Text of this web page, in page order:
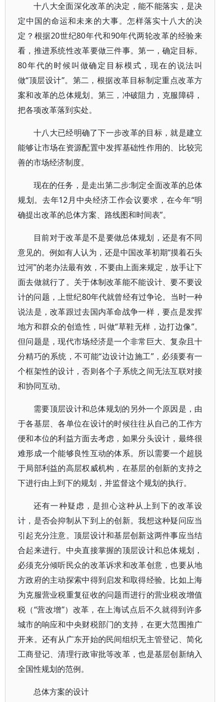
十八大全面深化改革的决定，能不能落实，是决
定中国的命运和未来的大事。怎样落实十八大的决
定？根据20世纪80年代和90年代两轮改革的经验来
看，推进系统性改革要做三件事。第一，确定目标。
80年代的时候叫做确定目标模式，现在的说法叫
做“顶层设计”。第二，根据改革目标制定重点改革方
案和改革的总体规划。第三，冲破阻力，克服障碍，
把各项改革落到实处。
十八大已经明确了下一步改革的目标，就是建立
能够让市场在资源配置中发挥基础性作用的、比较完
善的市场经济制度。
现在的任务，是走出第二步:制定全面改革的总体
规划。去年12月中央经济工作会议要求，在今年“明
确提出改革的总体方案、路线图和时间表”。
目前对于改革是不是要做总体规划，还是有不同
意见的。例如有人认为，还是中国改革初期“摸着石头
过河”的老办法最有效，不要由上面来规定，放手让下
面去做就行了。关于体制改革能不能设计、要不要设
计的问题，上世纪80年代就曾经有过争论。当时一种
说法是，改革跟过去国内革命战争一样，要点是发挥
地方和群众的创造性，叫做“草鞋无样，边打边像”。
但问题是，现代市场经济是一个非常巨大、复杂且十
分精巧的系统，不可能“边设计边施工”，必须要有一
个框架性的设计，否则各个子系统之间无法互联对接
和协同互动。
需要顶层设计和总体规划的另外一个原因是，由
于各基层、各单位在设计的时候往往从自己的工作方
便和本位的利益方面去考虑，如果分头设计，最终很
难形成一个能够良性互动的体系。所以需要一个超脱
于局部利益的高层权威机构，在基层的创新的支持之
下进行由上到下的规划，并监督这个规划的执行。
还有一种疑虑，是担心这种从上到下的改革设
计，是否会抑制从下到上的创新。我想这种疑问应当
引起充分注意。顶层设计和基层创新这两件事应当结
合起来进行。中央直接掌握的顶层设计和总体规划，
必须充分倾听民众的改革诉求和改革创意，也要从地
方政府的主动探索中得到启发和取得经验。比如上海
为克服营业税重复征收的问题而进行的营业税改增值
税（“营改增”）改革，在上海试点后不久就得到许多
城市的响应和中央财税部门的支持，在更大范围推广
开来。还有从广东开始的民间组织无主管登记、简化
工商登记、清理行政审批等改革，也是基层创新纳入
全国性规划的范例。
总体方案的设计